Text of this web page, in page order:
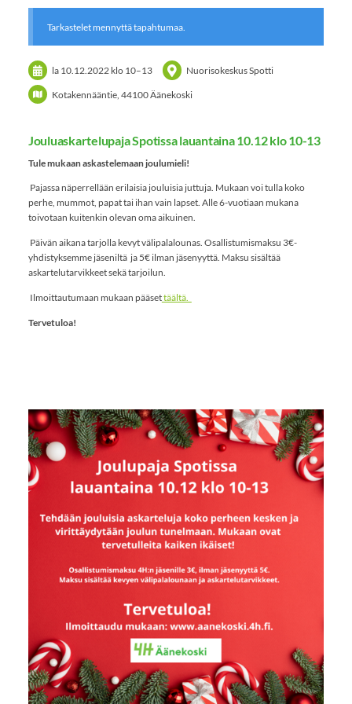
Tarkastelet mennyttä tapahtumaa.
la 10.12.2022 klo 10–13 Nuorisokeskus Spotti
Kotakennääntie, 44100 Äänekoski
Jouluaskartelupaja Spotissa lauantaina 10.12 klo 10-13
Tule mukaan askastelemaan joulumieli!
Pajassa näperrellään erilaisia jouluisia juttuja. Mukaan voi tulla koko
perhe, mummot, papat tai ihan vain lapset. Alle 6-vuotiaan mukana
toivotaan kuitenkin olevan oma aikuinen.
Päivän aikana tarjolla kevyt välipalalounas. Osallistumismaksu 3€-
yhdistyksemme jäseniltä ja 5€ ilman jäsenyyttä. Maksu sisältää
askartelutarvikkeet sekä tarjoilun.
Ilmoittautumaan mukaan pääsettäältä.
Tervetuloa!